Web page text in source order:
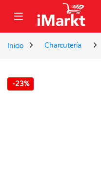
Inicio Charcutería
-23%